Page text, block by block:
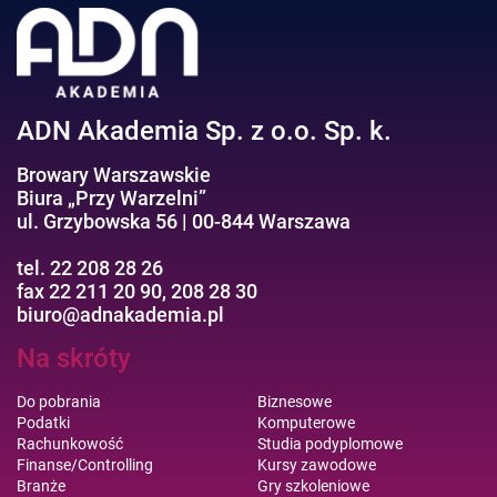
Efektywność osobista//Wellbeing
ADN Akademia Sp. z o.o. Sp. k.
Browary Warszawskie
Biura „Przy Warzelni”
ul. Grzybowska 56 | 00-844 Warszawa
tel. 22 208 28 26
fax 22 211 20 90, 208 28 30
biuro@adnakademia.pl
Na skróty
Do pobrania
Podatki
Rachunkowość
Finanse/Controlling
Branże
Biznesowe
Komputerowe
Studia podyplomowe
Kursy zawodowe
Gry szkoleniowe